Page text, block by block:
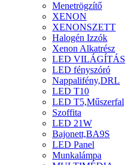
Menetrögzítő
XENON
XENONSZETT
Halogén Izzók
Xenon Alkatrész
LED VILÁGÍTÁS
LED fényszóró
Nappalifény,DRL
LED T10
LED T5,Műszerfal
Szoffita
LED 21W
Bajonett,BA9S
LED Panel
Munkalámpa